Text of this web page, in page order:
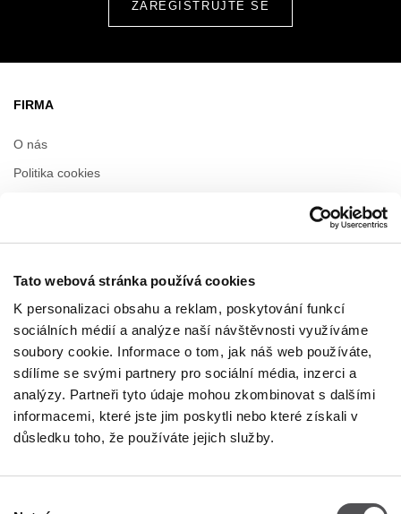
Tato webová stránka používá cookies
K personalizaci obsahu a reklam, poskytování funkcí
sociálních médií a analýze naší návštěvnosti využíváme
soubory cookie. Informace o tom, jak náš web používáte,
sdílíme se svými partnery pro sociální média, inzerci a
analýzy. Partneři tyto údaje mohou zkombinovat s dalšími
informacemi, které jste jim poskytli nebo které získali v
důsledku toho, že používáte jejich služby.
FIRMA
O nás
Politika cookies
PROVOZNÍ DOBA
Pondělí
09:00 - 21:00
Středa
09:00 - 21:00
Čtvrtek
09:00 - 21:00
Pátek
09:00 - 21:00
Sobota
09:00 - 21:00